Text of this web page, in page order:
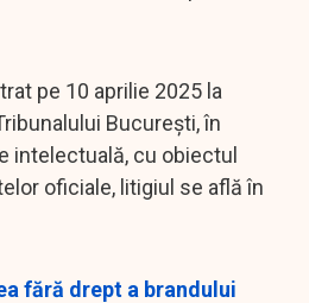
pe 10 aprilie 2025 la
București, în
intelectuală, cu obiectul
oficiale, litigiul se află în
fără drept a brandului